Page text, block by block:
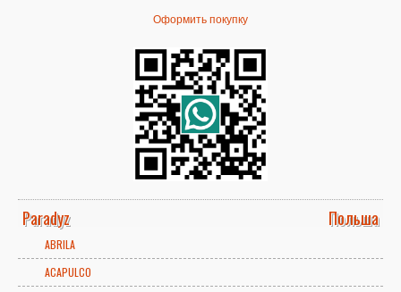
Оформить покупку
Paradyz Польша
ABRILA
ACAPULCO